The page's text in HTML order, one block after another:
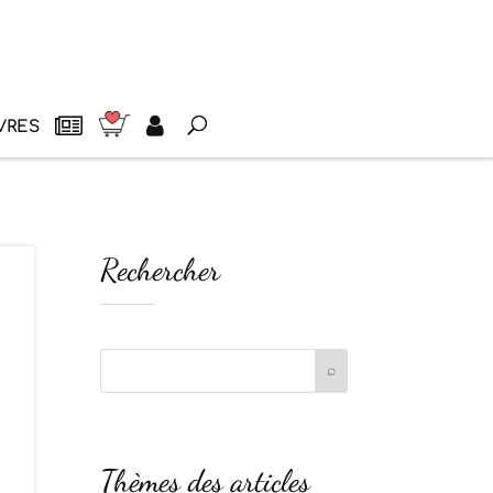
Rechercher
Thèmes des articles